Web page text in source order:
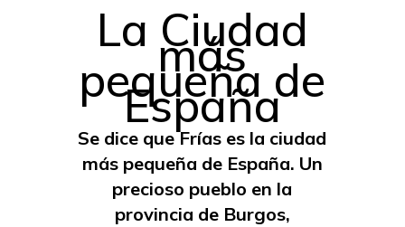
La Ciudad
más
pequeña de
España
Se dice que Frías es la ciudad
más pequeña de España. Un
precioso pueblo en la
provincia de Burgos,